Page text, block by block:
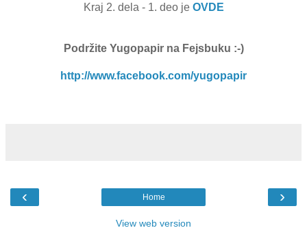
Kraj 2. dela - 1. deo je OVDE
Podržite Yugopapirna Fejsbuku :-)
http://www.facebook.com/yugopapir
‹ ›
Home
View web version